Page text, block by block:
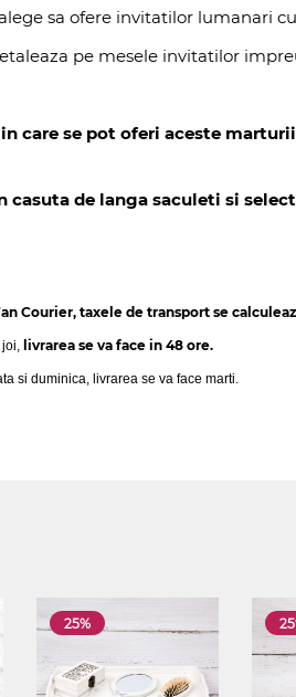
sa ofere invitatilor lumanari cu
pe mesele invitatilor
care se pot oferi aceste
casuta de langa saculeti si
Courier, taxele de transport se
joi, livrarea se va face in 48 ore.
si duminica, livrarea se va face marti.
25%